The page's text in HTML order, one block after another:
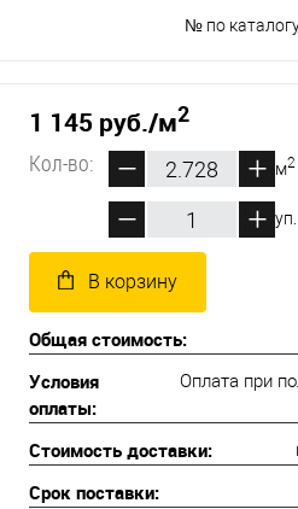
№ по
1 145 руб./м2
Кол-во:
м2
уп.
В корзину
Общая стоимость:
Условия
оплаты:
Оплата при
Стоимость доставки:
Срок поставки: